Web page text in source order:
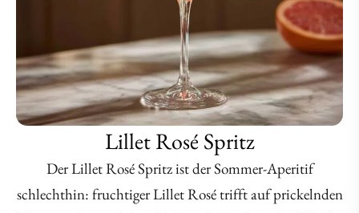
Lillet Rosé Spritz
Der Lillet Rosé Spritz ist der Sommer-Aperitif
schlechthin: fruchtiger Lillet Rosé trifft auf prickelnden